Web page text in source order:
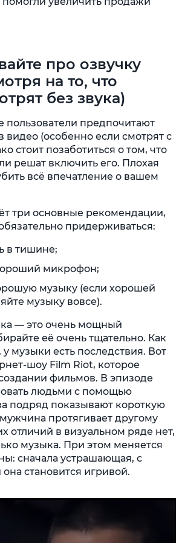
про озвучку
на то, что
без звука)
пользователи предпочитают
видео (особенно если смотрят с
стоит позаботиться о том, что
решат включить его. Плохая
всё впечатление о вашем
три основные рекомендации,
придерживаться:
в тишине;
микрофон;
музыку (если хорошей
музыку вовсе).
— это очень мощный
её очень тщательно. Как
музыки есть последствия. Вот
шоу Film Riot, которое
фильмов. В эпизоде
людьми с помощью
подряд показывают короткую
протягивает другому
отличий в визуальном ряде нет,
музыка. При этом меняется
сначала устрашающая, с
становится игривой.